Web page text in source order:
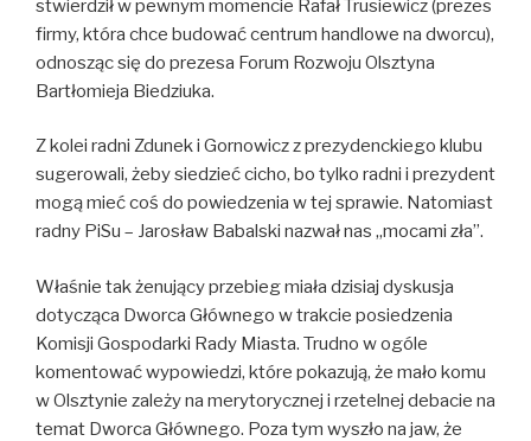
stwierdził w pewnym momencie Rafał Trusiewicz (prezes
firmy, która chce budować centrum handlowe na dworcu),
odnosząc się do prezesa Forum Rozwoju Olsztyna
Bartłomieja Biedziuka.
Z kolei radni Zdunek i Gornowicz z prezydenckiego klubu
sugerowali, żeby siedzieć cicho, bo tylko radni i prezydent
mogą mieć coś do powiedzenia w tej sprawie. Natomiast
radny PiSu – Jarosław Babalski nazwał nas „mocami zła”.
Właśnie tak żenującyprzebieg miała dzisiaj dyskusja
dotycząca Dworca Głównego w trakcie posiedzenia
Komisji Gospodarki Rady Miasta. Trudno w ogóle
komentować wypowiedzi, które pokazują, że mało komu
w Olsztynie zależy na merytorycznej i rzetelnej debacie na
temat Dworca Głównego. Poza tym wyszło na jaw, że